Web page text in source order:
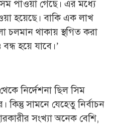
পাওয়া গেছে। এর মধ্যে
হয়েছে। বাকি এক লাখ
চলমান থাকায় স্থগিত করা
হয়ে যাবে।’
নির্দেশনা ছিল সিম
কিন্তু সামনে যেহেতু নির্বাচন
সংখ্যা অনেক বেশি,